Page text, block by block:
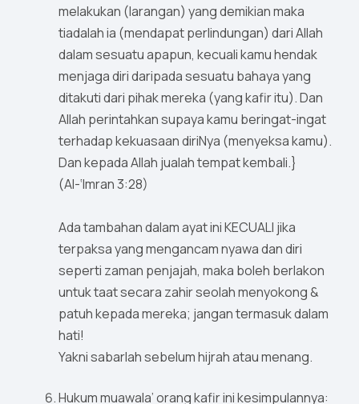
melakukan (larangan) yang demikian maka
tiadalah ia (mendapat perlindungan) dari Allah
dalam sesuatu apapun, kecuali kamu hendak
menjaga diri daripada sesuatu bahaya yang
ditakuti dari pihak mereka (yang kafir itu). Dan
Allah perintahkan supaya kamu beringat-ingat
terhadap kekuasaan diriNya (menyeksa kamu).
Dan kepada Allah jualah tempat kembali.}
(Al-‘Imran 3:28)
Ada tambahan dalam ayat ini KECUALI jika
terpaksa yang mengancam nyawa dan diri
seperti zaman penjajah, maka boleh berlakon
untuk taat secara zahir seolah menyokong &
patuh kepada mereka; jangan termasuk dalam
hati!
Yakni sabarlah sebelum hijrah atau menang.
Hukum muawala’ orang kafir ini kesimpulannya: